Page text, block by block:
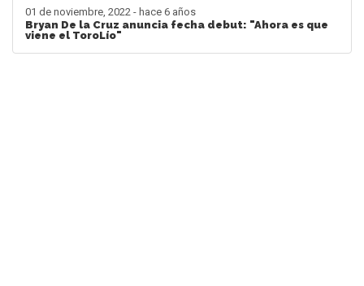
01 de noviembre, 2022 - hace 6 años
Bryan De la Cruz anuncia fecha debut: "Ahora es que
viene el ToroLío"